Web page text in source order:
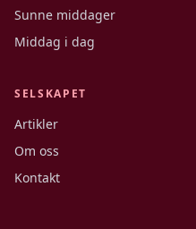
Sunne middager
Middag i dag
SELSKAPET
Artikler
Om oss
Kontakt